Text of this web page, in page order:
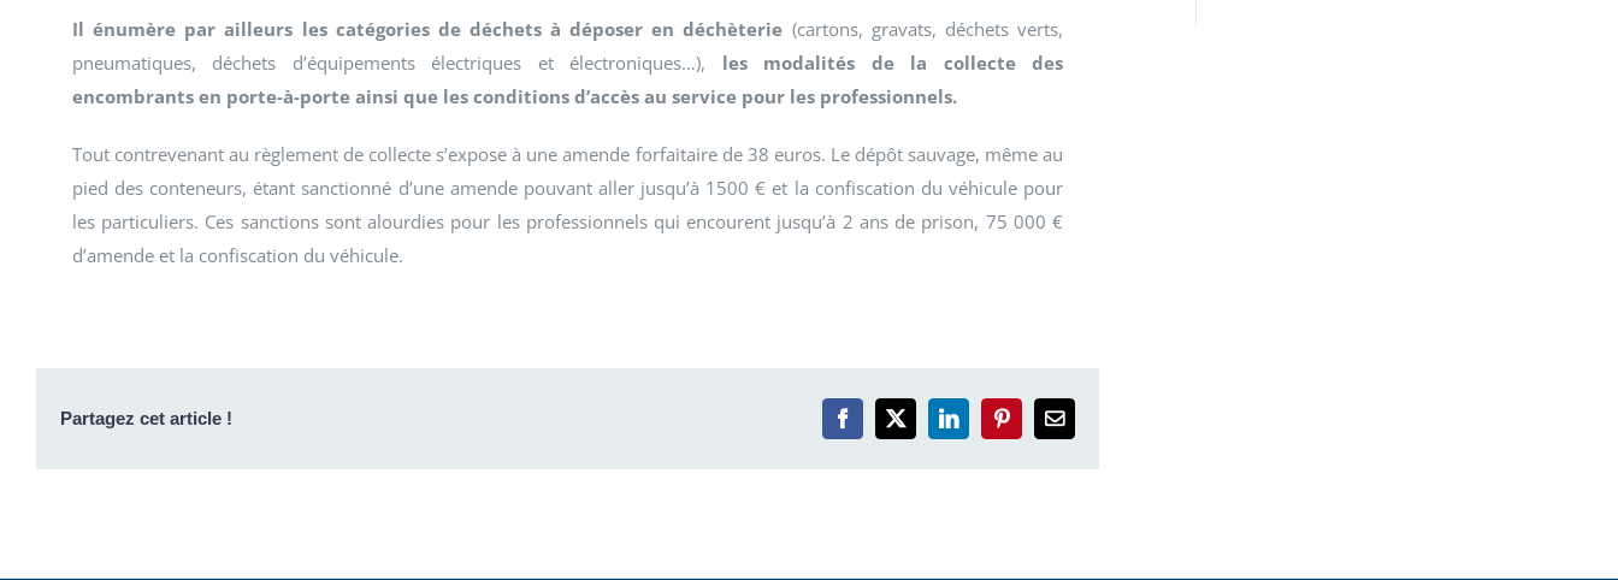
Il énumère par ailleurs les catégories de déchets à déposer en déchèterie (cartons, gravats, déchets verts,
pneumatiques, déchets d’équipements électriques et électroniques…), les modalités de la collecte des
encombrants en porte-à-porte ainsi que les conditions d’accès au service pour les professionnels.
Tout contrevenant au règlement de collecte s’expose à une amende forfaitaire de 38 euros. Le dépôt sauvage, même au
pied des conteneurs, étant sanctionné d’une amende pouvant aller jusqu’à 1500 € et la confiscation du véhicule pour
les particuliers. Ces sanctions sont alourdies pour les professionnels qui encourent jusqu’à 2 ans de prison, 75 000 €
d’amende et la confiscation du véhicule.
Partagez cet article ! Facebook
X LinkedInPinterestEmail